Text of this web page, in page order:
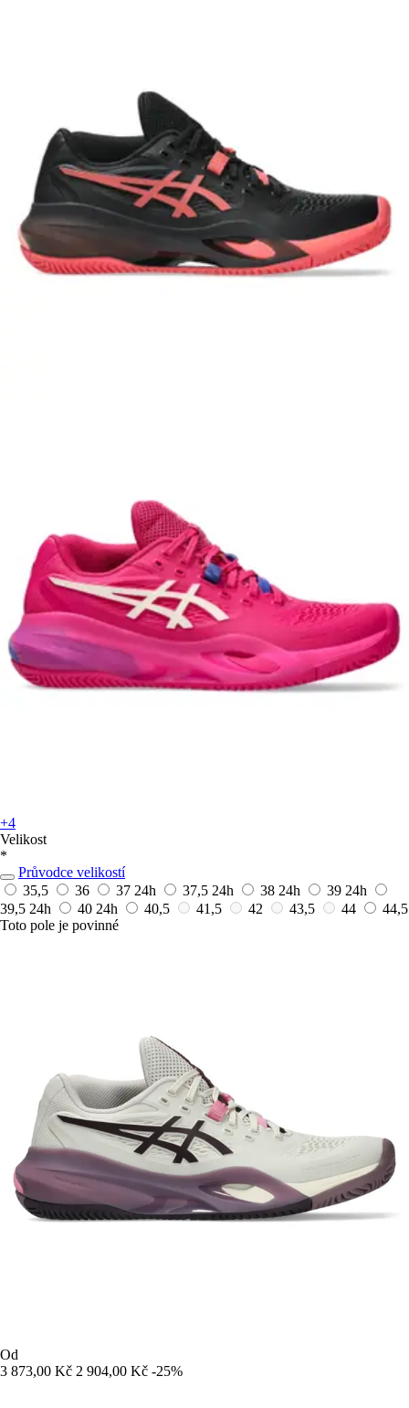
+4
Velikost
*
Průvodce velikostí
35,5
36 37 24h 37,5 24h 38 24h 39 24h
39,5 24h 40 24h 40,5 41,5 42 43,5 44
44,5
Toto pole je povinné
Od
3 873,00 Kč 2 904,00 Kč -25%